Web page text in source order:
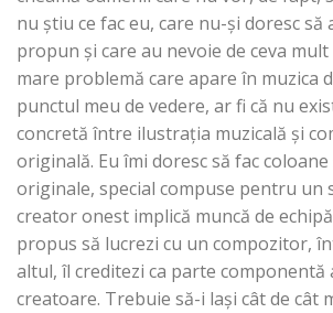
nu ştiu ce fac eu, care nu-şi doresc să
propun şi care au nevoie de ceva mult
mare problemă care apare în muzica
punctul meu de vedere, ar fi că nu
concretă între ilustraţia muzicală şi
originală. Eu îmi doresc să fac
originale, special compuse pentru un
creator onest implică muncă de
propus să lucrezi cu un compozitor,
altul, îl creditezi ca parte componentă
creatoare. Trebuie să-i laşi cât de cât